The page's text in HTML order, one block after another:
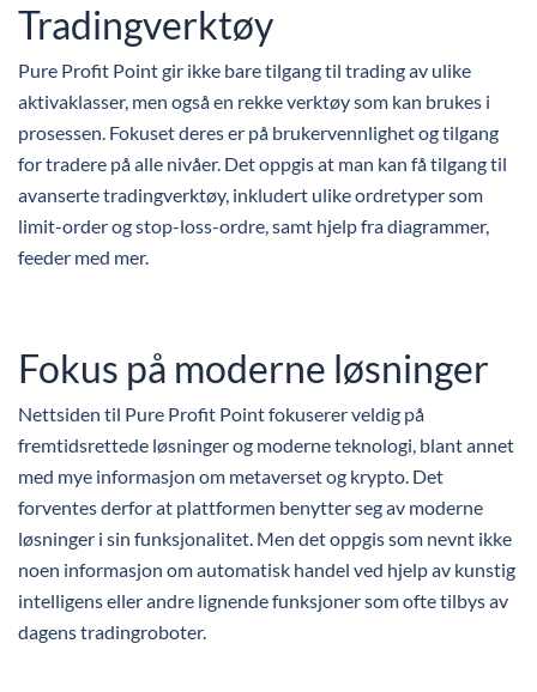
Tradingverktøy
Pure Profit Point gir ikke bare tilgang til trading av ulike
aktivaklasser, men også en rekke verktøy som kan brukes i
prosessen. Fokuset deres er på brukervennlighet og tilgang
for tradere på alle nivåer. Det oppgis at man kan få tilgang til
avanserte tradingverktøy, inkludert ulike ordretyper som
limit-order og stop-loss-ordre, samt hjelp fra diagrammer,
feeder med mer.
Fokus på moderne løsninger
Nettsiden til Pure Profit Point fokuserer veldig på
fremtidsrettede løsninger og moderne teknologi, blant annet
med mye informasjon om metaverset og krypto. Det
forventes derfor at plattformen benytter seg av moderne
løsninger i sin funksjonalitet. Men det oppgis som nevnt ikke
noen informasjon om automatisk handel ved hjelp av kunstig
intelligens eller andre lignende funksjoner som ofte tilbys av
dagens tradingroboter.